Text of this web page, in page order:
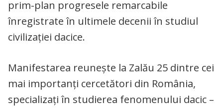
prim-plan progresele remarcabile
înregistrate în ultimele decenii în studiul
civilizației dacice.
Manifestarea reunește la Zalău 25 dintre cei
mai importanți cercetători din România,
specializați în studierea fenomenului dacic –